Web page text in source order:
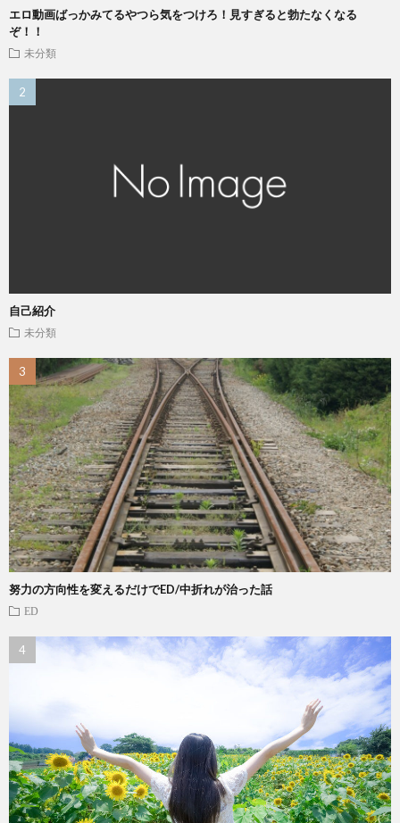
エロ動画ばっかみてるやつら気をつけろ！見すぎると勃たなくなる
ぞ！！
未分類
自己紹介
未分類
努力の方向性を変えるだけでED/中折れが治った話
ED